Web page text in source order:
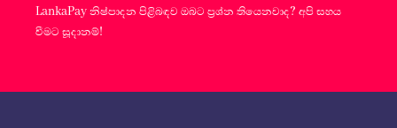
LankaPay නිෂ්පාදන පිළිබඳව ඔබට ප්‍රශ්න තියෙනවාද? අපි සහය
වීමට සූදානම්!